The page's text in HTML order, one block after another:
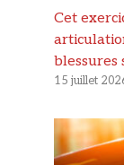
Cet
blessures
15 juillet